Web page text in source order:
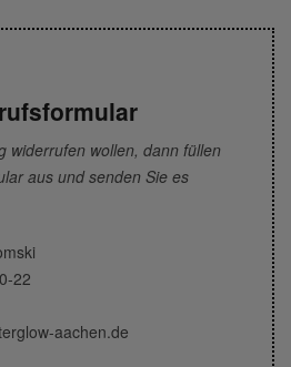
widerrufen wollen, dann füllen
aus und senden Sie es
22
aachen.de